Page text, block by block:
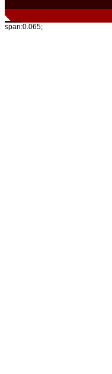
span:0.065;